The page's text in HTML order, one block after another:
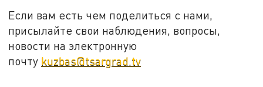
Если вам есть чем поделиться с нами,
присылайте свои наблюдения, вопросы,
новости на электронную
почту kuzbas@tsargrad.tv